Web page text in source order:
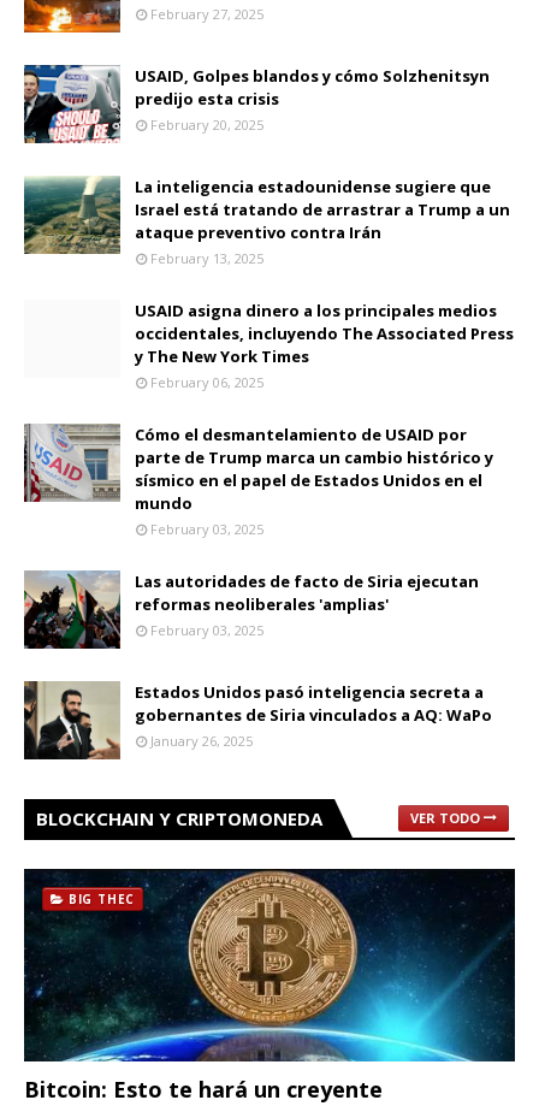
February 27, 2025
USAID, Golpes blandos y cómo Solzhenitsyn
predijo esta crisis
February 20, 2025
La inteligencia estadounidense sugiere que
Israel está tratando de arrastrar a Trump a un
ataque preventivo contra Irán
February 13, 2025
USAID asigna dinero a los principales medios
occidentales, incluyendo The Associated Press
y The New York Times
February 06, 2025
Cómo el desmantelamiento de USAID por
parte de Trump marca un cambio histórico y
sísmico en el papel de Estados Unidos en el
mundo
February 03, 2025
Las autoridades de facto de Siria ejecutan
reformas neoliberales 'amplias'
February 03, 2025
Estados Unidos pasó inteligencia secreta a
gobernantes de Siria vinculados a AQ: WaPo
January 26, 2025
BLOCKCHAIN Y CRIPTOMONEDA VER TODO
BIG THEC
Bitcoin: Esto te hará un creyente